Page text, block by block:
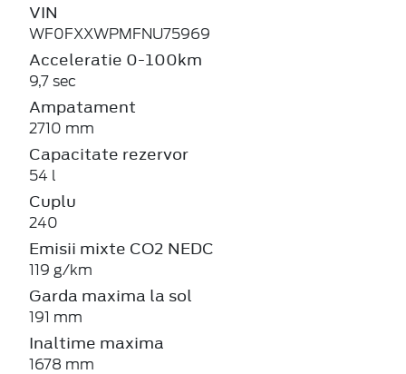
VIN
WF0FXXWPMFNU75969
Acceleratie 0-100km
9,7 sec
Ampatament
2710 mm
Capacitate rezervor
54 l
Cuplu
240
Emisii mixte CO2 NEDC
119 g/km
Garda maxima la sol
191 mm
Inaltime maxima
1678 mm